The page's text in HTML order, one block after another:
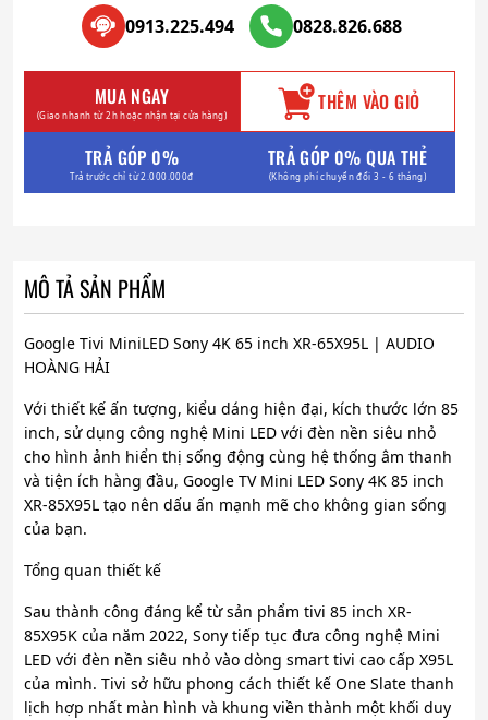
0913.225.494 0828.826.688
MUA NGAY
(Giao nhanh từ 2h hoặc nhận tại cửa hàng) THÊM VÀO GIỎ
TRẢ GÓP 0%
Trả trước chỉ từ 2.000.000đ
TRẢ GÓP 0% QUA THẺ
(Không phí chuyển đổi 3 - 6 tháng)
MÔ TẢ SẢN PHẨM
Google Tivi MiniLED Sony 4K 65 inch XR-65X95L | AUDIO
HOÀNG HẢI
Với thiết kế ấn tượng, kiểu dáng hiện đại, kích thước lớn 85
inch, sử dụng công nghệ Mini LED với đèn nền siêu nhỏ
cho hình ảnh hiển thị sống động cùng hệ thống âm thanh
và tiện ích hàng đầu, Google TV Mini LED Sony 4K 85 inch
XR-85X95L tạo nên dấu ấn mạnh mẽ cho không gian sống
của bạn.
Tổng quan thiết kế
Sau thành công đáng kể từ sản phẩm tivi 85 inch XR-
85X95K của năm 2022, Sony tiếp tục đưa công nghệ Mini
LED với đèn nền siêu nhỏ vào dòng smart tivi cao cấp X95L
của mình. Tivi sở hữu phong cách thiết kế One Slate thanh
lịch hợp nhất màn hình và khung viền thành một khối duy